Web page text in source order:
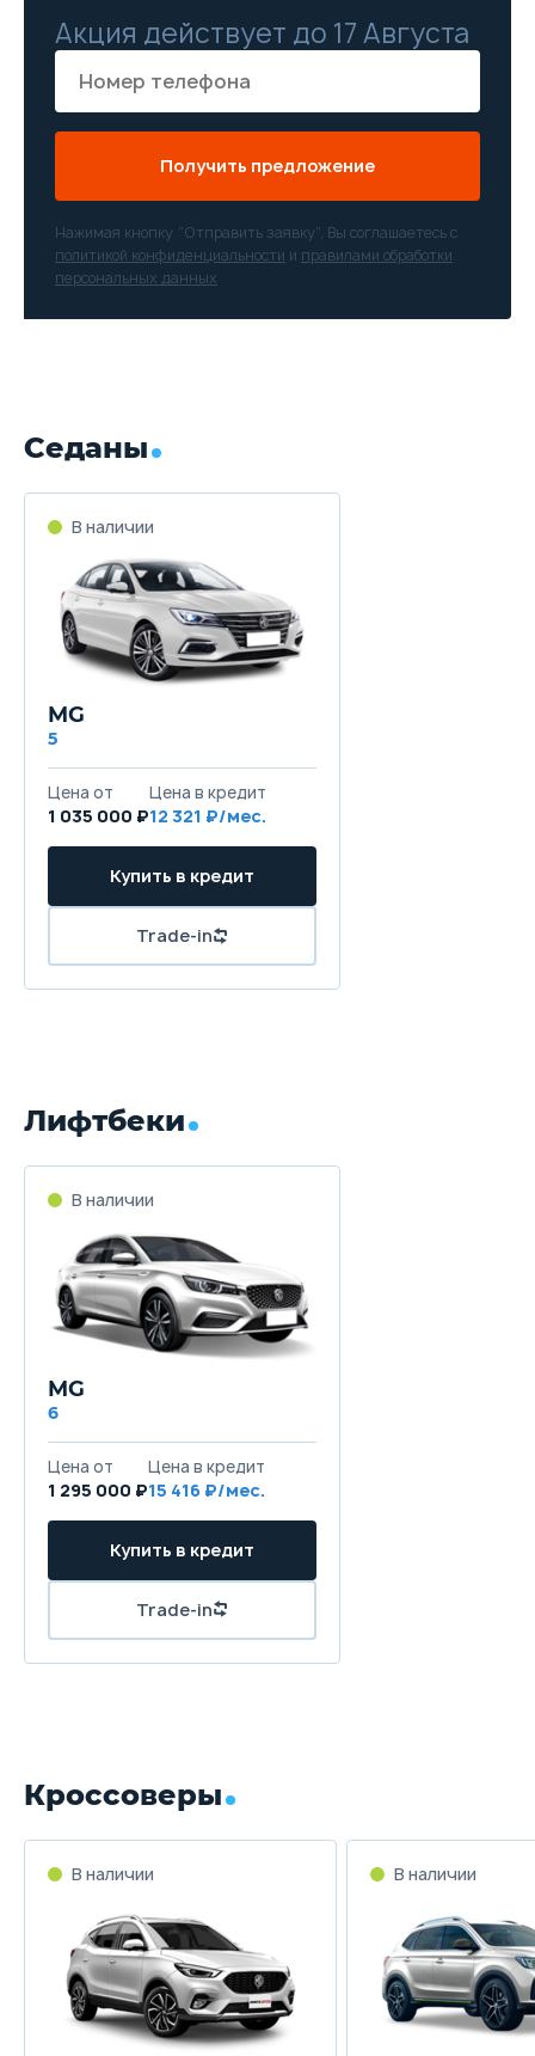
Акция действует до 17 Августа
Получить предложение
Нажимая кнопку “Отправить заявку”, Вы соглашаетесь с
политикой конфиденциальности и правилами обработки
персональных данных
Седаны
В наличии
MG
5
Цена от
1 035 000 ₽
Цена в кредит
12 321 ₽/мес.
Купить в кредит
Trade-in
Лифтбеки
В наличии
MG
6
Цена от
1 295 000 ₽
Цена в кредит
15 416 ₽/мес.
Купить в кредит
Trade-in
Кроссоверы
В наличии В наличии